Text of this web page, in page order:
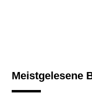
Meistgelesene